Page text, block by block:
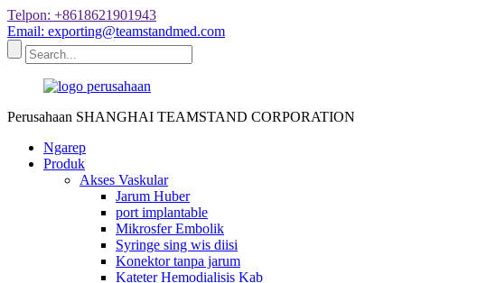
Telpon: +8618621901943
Email: exporting@teamstandmed.com
Perusahaan SHANGHAI TEAMSTAND CORPORATION
Ngarep
Produk
Akses Vaskular
Jarum Huber
port implantable
Mikrosfer Embolik
Syringe sing wis diisi
Konektor tanpa jarum
Kateter Hemodialisis Kab